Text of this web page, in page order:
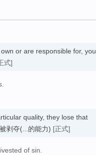
or are responsible for, you
式]
quality, they lose that
剥夺(...的能力) [正式]
of sin.